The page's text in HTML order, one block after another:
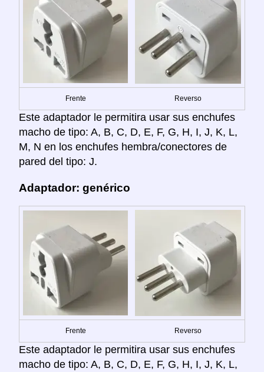
Frente Reverso
Este adaptador le permitira usar sus enchufes
macho de tipo: A, B, C, D, E, F, G, H, I, J, K, L,
M, N en los enchufes hembra/conectores de
pared del tipo: J.
Adaptador: genérico
Frente Reverso
Este adaptador le permitira usar sus enchufes
macho de tipo: A, B, C, D, E, F, G, H, I, J, K, L,